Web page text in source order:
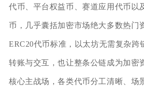
代币、平台权益币、赛道应用代币以
币，几乎囊括加密市场绝大多数热门
ERC20代币标准，以太坊无需复杂跨
转账与交互，也让整条公链成为加密
核心主战场，各类代币分工清晰、场